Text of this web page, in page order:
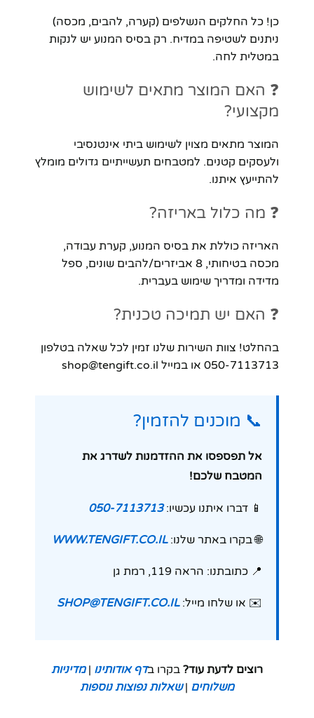
כן! כל החלקים הנשלפים (קערה, להבים, מכסה)
ניתנים לשטיפה במדיח. רק בסיס המנוע יש לנקות
במטלית לחה.
❓ האם המוצר מתאים לשימוש
מקצועי?
המוצר מתאים מצוין לשימוש ביתי אינטנסיבי
ולעסקים קטנים. למטבחים תעשייתיים גדולים מומלץ
להתייעץ איתנו.
❓ מה כלול באריזה?
האריזה כוללת את בסיס המנוע, קערת עבודה,
מכסה בטיחותי, 8 אביזרים/להבים שונים, ספל
מדידה ומדריך שימוש בעברית.
❓ האם יש תמיכה טכנית?
בהחלט! צוות השירות שלנו זמין לכל שאלה בטלפון
050-7113713 או במייל shop@tengift.co.il
📞 מוכנים להזמין?
אל תפספסו את ההזדמנות לשדרג את
המטבח שלכם!
📱 דברו איתנו עכשיו:050-7113713
🌐 בקרו באתר שלנו:WWW.TENGIFT.CO.IL
📍 כתובתנו: הראה 119, רמת גן
✉️ או שלחו מייל:SHOP@TENGIFT.CO.IL
רוצים לדעת עוד? בקרו בדף אודותינו |מדיניות
משלוחים |שאלות נפוצות נוספות